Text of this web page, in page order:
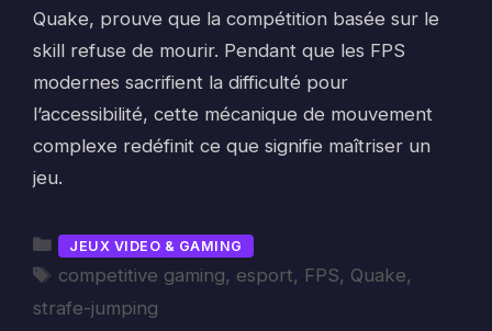
Quake, prouve que la compétition basée sur le
skill refuse de mourir. Pendant que les FPS
modernes sacrifient la difficulté pour
l’accessibilité, cette mécanique de mouvement
complexe redéfinit ce que signifie maîtriser un
jeu.
Catégories
JEUX VIDEO & GAMING
Étiquettes
competitive gaming, esport, FPS, Quake,
strafe-jumping